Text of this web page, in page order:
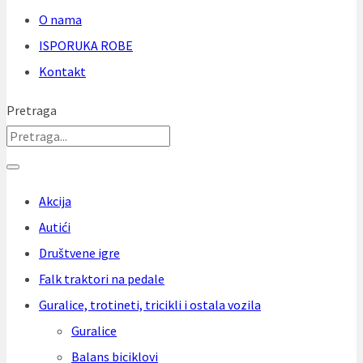
O nama
ISPORUKA ROBE
Kontakt
Pretraga
Akcija
Autići
Društvene igre
Falk traktori na pedale
Guralice, trotineti, tricikli i ostala vozila
Guralice
Balans biciklovi